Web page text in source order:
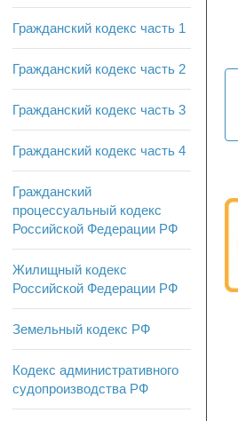
Гражданский кодекс часть 1
Гражданский кодекс часть 2
Гражданский кодекс часть 3
Гражданский кодекс часть 4
Гражданский
процессуальный кодекс
Российской Федерации РФ
Жилищный кодекс
Российской Федерации РФ
Земельный кодекс РФ
Кодекс административного
судопроизводства РФ